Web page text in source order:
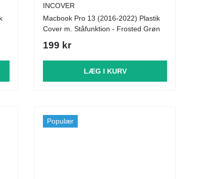
INCOVER
Macbook Pro 13 (2016-2022) Plastik
Cover m. Ståfunktion - Frosted Grøn
199 kr
LÆG I KURV
Populær